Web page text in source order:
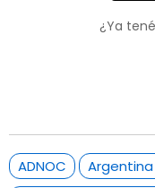
¿Ya
ADNOC Argentina